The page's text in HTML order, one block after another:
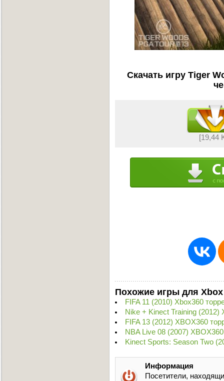
Скачать игру Tiger
[19,44
Похожие игры для Xbox
FIFA 11 (2010) Xbox360
Nike + Kinect Training (2012)
FIFA 13 (2012) XBOX360
NBA Live 08 (2007)
Kinect Sports: Season Two
Информация
Посетители,